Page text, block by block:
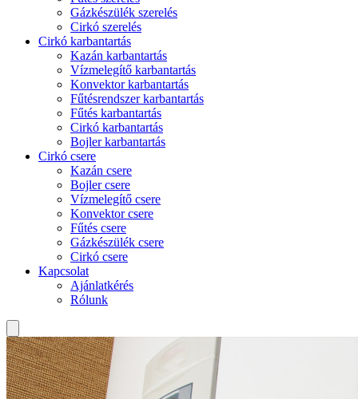
Gázkészülék szerelés
Cirkó szerelés
Cirkó karbantartás
Kazán karbantartás
Vízmelegítő karbantartás
Konvektor karbantartás
Fűtésrendszer karbantartás
Fűtés karbantartás
Cirkó karbantartás
Bojler karbantartás
Cirkó csere
Kazán csere
Bojler csere
Vízmelegítő csere
Konvektor csere
Fűtés csere
Gázkészülék csere
Cirkó csere
Kapcsolat
Ajánlatkérés
Rólunk